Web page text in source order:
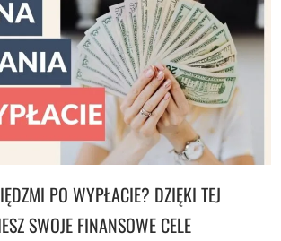
PO WYPŁACIE? DZIĘKI TEJ
SWOJE FINANSOWE CELE